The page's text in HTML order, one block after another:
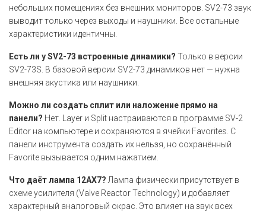
небольших помещениях без внешних мониторов. SV2-73 звук
выводит только через выходы и наушники. Все остальные
характеристики идентичны.
Есть ли у SV2-73 встроенные динамики? Только в версии
SV2-73S. В базовой версии SV2-73 динамиков нет — нужна
внешняя акустика или наушники.
Можно ли создать сплит или наложение прямо на
панели? Нет. Layer и Split настраиваются в программе SV-2
Editor на компьютере и сохраняются в ячейки Favorites. С
панели инструмента создать их нельзя, но сохранённый
Favorite вызывается одним нажатием.
Что даёт лампа 12AX7? Лампа физически присутствует в
схеме усилителя (Valve Reactor Technology) и добавляет
характерный аналоговый окрас. Это влияет на звук всех